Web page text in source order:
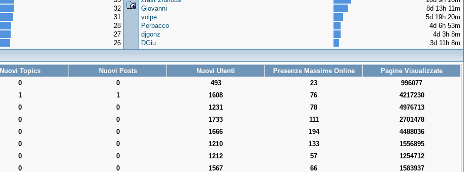
32
31
28
27
26
Giovanni
8d 13h 11m
volpe
5d 19h 20m
Perbacco
4d 6h 53m
djgonz
4d 3h 8m
DGiu
3d 11h 8m
Nuovi Topics Nuovi Posts Nuovi Utenti Presenze Massime Online
Pagine Visualizzate
0 0 493 23
996077
1 1 1608 76
4217230
0 0 1231 78
4976713
0 0 1733 111
2701478
0 0 1666 194
4488036
0 0 1210 133
1556895
0 0 1212 57
1254712
0 0 1567 66
1583937